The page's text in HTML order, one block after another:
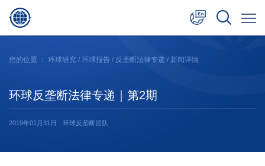
日本語
您的位置 ： 环球研究 / 环球报告 / 反垄断法律专递 / 新闻详情
环球反垄断法律专递｜第2期
2019年01月31日 环球反垄断团队